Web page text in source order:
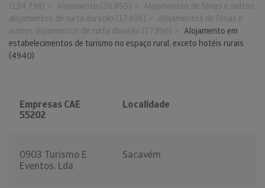
(134.798)
Alojamento (26.895)
Alojamentos de férias e outros
alojamentos de curta duração (17.896)
Alojamentos de férias e
outros alojamentos de curta duração (17.896)
Alojamento em
estabelecimentos de turismo no espaço rural, exceto hotéis rurais
(4940)
Empresas CAE
55202
Localidade
0903 Turismo E
Eventos, Lda
Sacavém